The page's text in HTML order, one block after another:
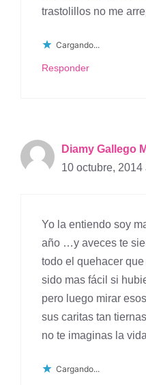
trastolillos no me
Cargando...
Responder
Diamy Gallego
10 octubre, 2014
Yo la entiendo soy
año …y aveces te
todo el quehacer
sido mas fácil si
pero luego mirar
sus caritas tan
no te imaginas la
Cargando...